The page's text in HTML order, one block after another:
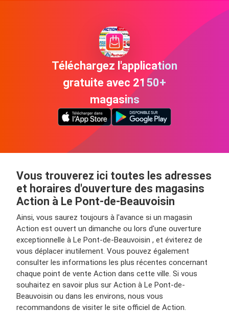
Téléchargez l'application
gratuite avec 2150+
magasins
Vous trouverez ici toutes les adresses
et horaires d'ouverture des magasins
Action à Le Pont-de-Beauvoisin
Ainsi, vous saurez toujours à l'avance si un magasin
Action est ouvert un dimanche ou lors d'une ouverture
exceptionnelle à Le Pont-de-Beauvoisin , et éviterez de
vous déplacer inutilement. Vous pouvez également
consulter les informations les plus récentes concernant
chaque point de vente Action dans cette ville. Si vous
souhaitez en savoir plus sur Action à Le Pont-de-
Beauvoisin ou dans les environs, nous vous
recommandons de visiter le site officiel de Action.